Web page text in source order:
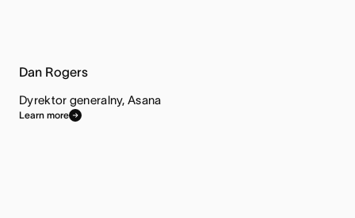
Dan Rogers
Dyrektor generalny, Asana
Learn more